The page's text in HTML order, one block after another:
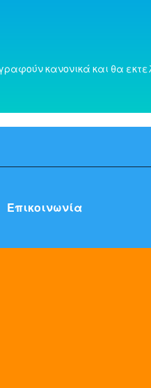
κανονικά και θα
Επικοινωνία